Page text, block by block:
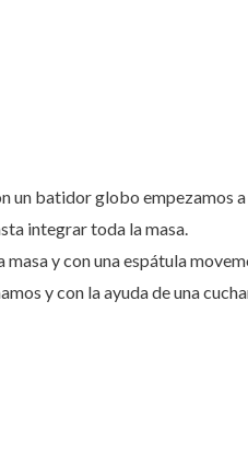
un batidor globo empezamos
integrar toda la masa.
y con una espátula
y con la ayuda de una